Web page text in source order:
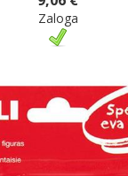
Zaloga